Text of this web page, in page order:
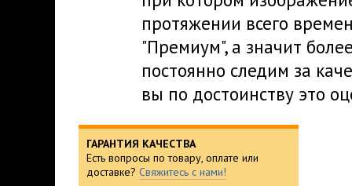
протяжении всего
"Премиум", а значит
постоянно следим за
вы по достоинству это
ГАРАНТИЯ КАЧЕСТВА
Есть вопросы по товару, оплате или
доставке? Свяжитесь с нами!